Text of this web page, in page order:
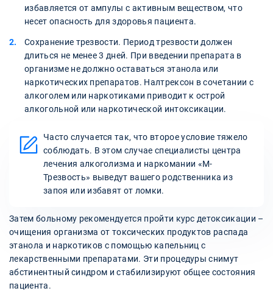
избавляется от ампулы с активным веществом, что
несет опасность для здоровья пациента.
Сохранение трезвости. Период трезвости должен
длиться не менее 3 дней. При введении препарата в
организме не должно оставаться этанола или
наркотических препаратов. Налтрексон в сочетании с
алкоголем или наркотиками приводит к острой
алкогольной или наркотической интоксикации.
Часто случается так, что второе условие тяжело
соблюдать. В этом случае специалисты центра
лечения алкоголизма и наркомании «М-
Трезвость» выведут вашего родственника из
запоя или избавят от ломки.
Затем больному рекомендуется пройти курс детоксикации –
очищения организма от токсических продуктов распада
этанола и наркотиков с помощью капельниц с
лекарственными препаратами. Эти процедуры снимут
абстинентный синдром и стабилизируют общее состояния
пациента.